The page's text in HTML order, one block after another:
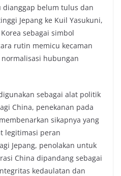
belum tulus dan
Jepang ke Kuil Yasukuni,
sebagai simbol
rutin memicu kecaman
hubungan
sebagai alat politik
China, penekanan pada
sikapnya yang
legitimasi peran
Jepang, penolakan untuk
China dipandang sebagai
kedaulatan dan